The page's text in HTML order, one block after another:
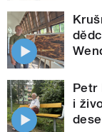
Petr
i